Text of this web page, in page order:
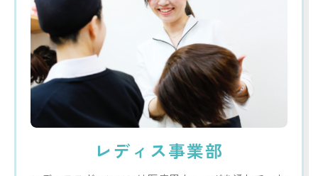
レディス事業部